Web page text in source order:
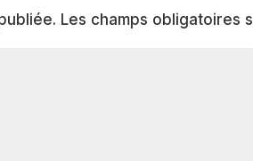
Les champs obligatoires